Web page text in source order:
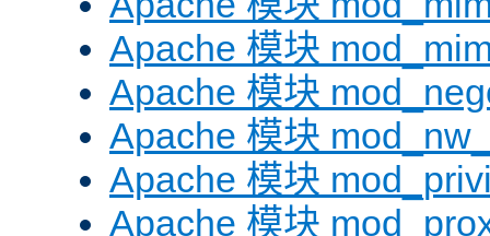
Apache 模块
Apache 模块
Apache 模块
Apache 模块
Apache 模块